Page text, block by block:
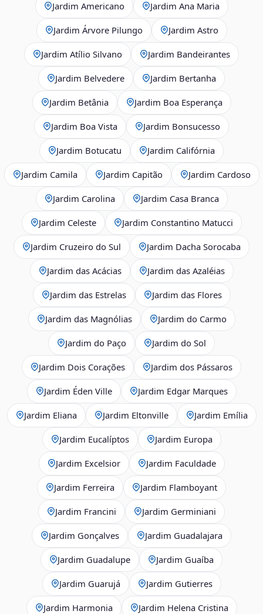
Jardim Americano Jardim Ana Maria
Jardim Árvore Pilungo Jardim Astro
Jardim Atílio Silvano Jardim Bandeirantes
Jardim Belvedere Jardim Bertanha
Jardim Betânia Jardim Boa Esperança
Jardim Boa Vista Jardim Bonsucesso
Jardim Botucatu Jardim Califórnia
Jardim Camila Jardim Capitão Jardim Cardoso
Jardim Carolina Jardim Casa Branca
Jardim Celeste Jardim Constantino Matucci
Jardim Cruzeiro do Sul Jardim Dacha Sorocaba
Jardim das Acácias Jardim das Azaléias
Jardim das Estrelas Jardim das Flores
Jardim das Magnólias Jardim do Carmo
Jardim do Paço Jardim do Sol
Jardim Dois Corações Jardim dos Pássaros
Jardim Éden Ville Jardim Edgar Marques
Jardim Eliana Jardim Eltonville Jardim Emília
Jardim Eucalíptos Jardim Europa
Jardim Excelsior Jardim Faculdade
Jardim Ferreira Jardim Flamboyant
Jardim Francini Jardim Germiniani
Jardim Gonçalves Jardim Guadalajara
Jardim Guadalupe Jardim Guaíba
Jardim Guarujá Jardim Gutierres
Jardim Harmonia Jardim Helena Cristina